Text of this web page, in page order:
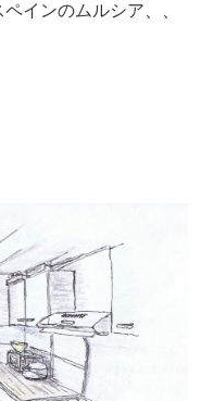
インのムルシア、、